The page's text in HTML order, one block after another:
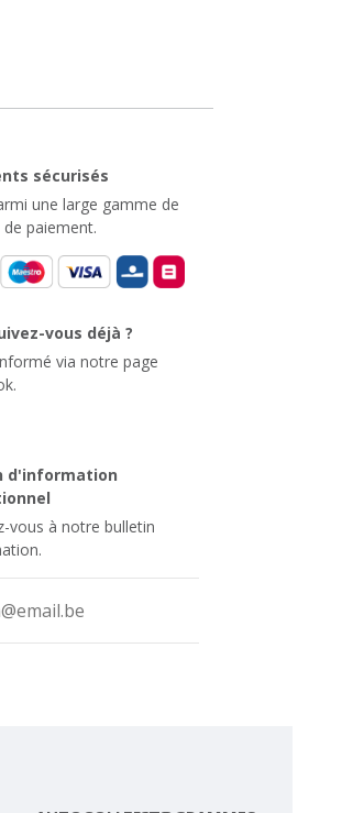
sécurisés
une large gamme de
paiement.
vous déjà ?
via notre page
d'information
vous à notre bulletin